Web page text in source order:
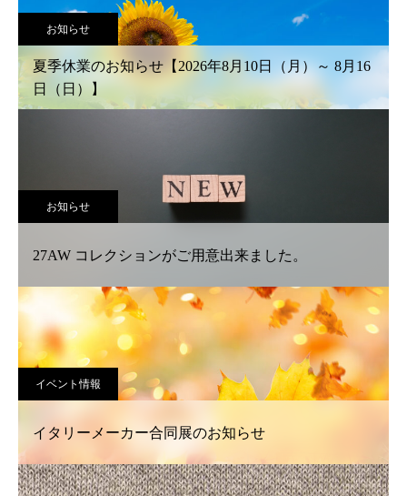
お知らせ
夏季休業のお知らせ【2026年8月10日（月）～ 8月16
日（日）】
お知らせ
27AW コレクションがご用意出来ました。
イベント情報
イタリーメーカー合同展のお知らせ